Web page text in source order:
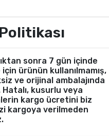
sonra 7 gün içinde
ürünün kullanılmamış,
ve orijinal ambalajında
kusurlu veya
kargo ücretini biz
kargoya verilmeden